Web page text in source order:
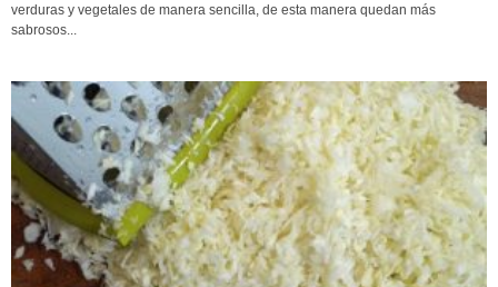
verduras y vegetales de manera sencilla, de esta manera quedan más
sabrosos...